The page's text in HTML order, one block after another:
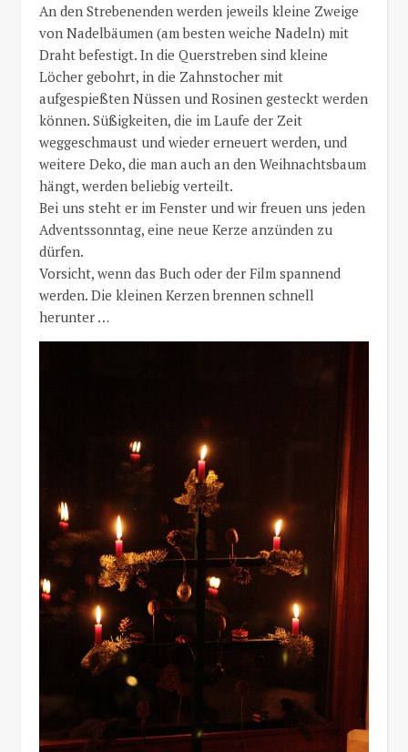
An den Strebenenden werden jeweils kleine Zweige
von Nadelbäumen (am besten weiche Nadeln) mit
Draht befestigt. In die Querstreben sind kleine
Löcher gebohrt, in die Zahnstocher mit
aufgespießten Nüssen und Rosinen gesteckt werden
können. Süßigkeiten, die im Laufe der Zeit
weggeschmaust und wieder erneuert werden, und
weitere Deko, die man auch an den Weihnachtsbaum
hängt, werden beliebig verteilt.
Bei uns steht er im Fenster und wir freuen uns jeden
Adventssonntag, eine neue Kerze anzünden zu
dürfen.
Vorsicht, wenn das Buch oder der Film spannend
werden. Die kleinen Kerzen brennen schnell
herunter …